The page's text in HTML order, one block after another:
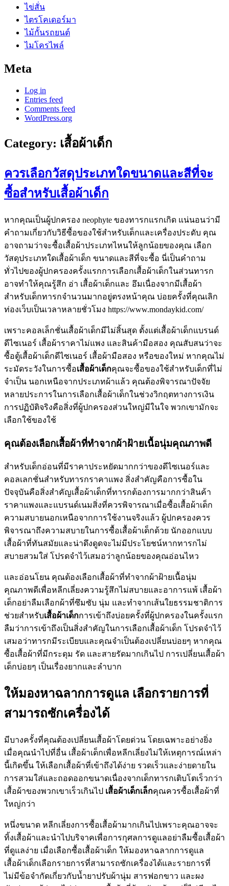
ไข่สั่น
ไตรโคเดอร์มา
ไม้กั้นรถยนต์
ไมโครไพล์
Meta
Log in
Entries feed
Comments feed
WordPress.org
Category: เสื้อผ้าเด็ก
ควรเลือกวัสดุประเภทใดขนาดและสีที่จะ
ซื้อสำหรับเสื้อผ้าเด็ก
หากคุณเป็นผู้ปกครอง neophyte ของทารกแรกเกิด แน่นอนว่ามี
คำถามเกี่ยวกับวิธีซื้อของใช้สำหรับเด็กและเครื่องประดับ คุณ
อาจถามว่าจะซื้อเสื้อผ้าประเภทไหนให้ลูกน้อยของคุณ เลือก
วัสดุประเภทใดเสื้อผ้าเด็ก ขนาดและสีที่จะซื้อ นี่เป็นคำถาม
ทั่วไปของผู้ปกครองครั้งแรกการเลือกเสื้อผ้าเด็กในส่วนทารก
อาจทำให้คุณรู้สึก อ่า เสื้อผ้าเด็กและ อึมเนื่องจากมีเสื้อผ้า
สำหรับเด็กทารกจำนวนมากอยู่ตรงหน้าคุณ บ่อยครั้งที่คุณเลิก
ท่องเว็บเป็นเวลาหลายชั่วโมง https://www.mondaykid.com/
เพราะคอลเล็กชั่นเสื้อผ้าเด็กมีไม่สิ้นสุด ตั้งแต่เสื้อผ้าเด็กแบรนด์
ดีไซเนอร์ เสื้อผ้าราคาไม่แพง และสินค้ามือสอง คุณสับสนว่าจะ
ซื้อตู้เสื้อผ้าเด็กดีไซเนอร์ เสื้อผ้ามือสอง หรือของใหม่ หากคุณไม่
ระมัดระวังในการซื้อเสื้อผ้าเด็กคุณจะซื้อของใช้สำหรับเด็กที่ไม่
จำเป็น นอกเหนือจากประเภทผ้าแล้ว คุณต้องพิจารณาปัจจัย
หลายประการในการเลือกเสื้อผ้าเด็กในช่วงวิกฤตทางการเงิน
การปฏิบัติจริงคือสิ่งที่ผู้ปกครองส่วนใหญ่มีในใจ พวกเขามักจะ
เลือกใช้ของใช้
คุณต้องเลือกเสื้อผ้าที่ทำจากผ้าฝ้ายเนื้อนุ่มคุณภาพดี
สำหรับเด็กอ่อนที่มีราคาประหยัดมากกว่าของดีไซเนอร์และ
คอลเลกชั่นสำหรับทารกราคาแพง สิ่งสำคัญคือการซื้อใน
ปัจจุบันคือสิ่งสำคัญเสื้อผ้าเด็กที่ทารกต้องการมากกว่าสินค้า
ราคาแพงและแบรนด์เนมสิ่งที่ควรพิจารณาเมื่อซื้อเสื้อผ้าเด็ก
ความสบายนอกเหนือจากการใช้งานจริงแล้ว ผู้ปกครองควร
พิจารณาถึงความสบายในการซื้อเสื้อผ้าเด็กด้วย นักออกแบบ
เสื้อผ้าที่ทันสมัยและน่าดึงดูดจะไม่มีประโยชน์หากทารกไม่
สบายสวมใส่ โปรดจำไว้เสมอว่าลูกน้อยของคุณอ่อนไหว
และอ่อนโยน คุณต้องเลือกเสื้อผ้าที่ทำจากผ้าฝ้ายเนื้อนุ่ม
คุณภาพดีเพื่อหลีกเลี่ยงความรู้สึกไม่สบายและอาการแพ้ เสื้อผ้า
เด็กอย่าลืมเลือกผ้าที่ซึมซับ นุ่ม และทำจากเส้นใยธรรมชาติการ
ช่วยสำหรับเสื้อผ้าเด็กการเข้าถึงบ่อยครั้งที่ผู้ปกครองในครั้งแรก
ลืมว่าการเข้าถึงเป็นสิ่งสำคัญในการเลือกเสื้อผ้าเด็ก โปรดจำไว้
เสมอว่าทารกมีระเบียบและคุณจำเป็นต้องเปลี่ยนบ่อยๆ หากคุณ
ซื้อเสื้อผ้าที่มีกระดุม รัด และสายรัดมากเกินไป การเปลี่ยนเสื้อผ้า
เด็กบ่อยๆ เป็นเรื่องยากและลำบาก
ให้มองหาฉลากการดูแล เลือกรายการที่
สามารถซักเครื่องได้
มีบางครั้งที่คุณต้องเปลี่ยนเสื้อผ้าโดยด่วน โดยเฉพาะอย่างยิ่ง
เมื่อคุณนำไปที่อื่น เสื้อผ้าเด็กเพื่อหลีกเลี่ยงไม่ให้เหตุการณ์เหล่า
นี้เกิดขึ้น ให้เลือกเสื้อผ้าที่เข้าถึงได้ง่าย รวดเร็วและง่ายดายใน
การสวมใส่และถอดออกขนาดเนื่องจากเด็กทารกเติบโตเร็วกว่า
เสื้อผ้าของพวกเขาเร็วเกินไป เสื้อผ้าเด็กเล็กคุณควรซื้อเสื้อผ้าที่
ใหญ่กว่า
หนึ่งขนาด หลีกเลี่ยงการซื้อเสื้อผ้ามากเกินไปเพราะคุณอาจจะ
ทิ้งเสื้อผ้าและนำไปบริจาคเพื่อการกุศลการดูแลอย่าลืมซื้อเสื้อผ้า
ที่ดูแลง่าย เมื่อเลือกซื้อเสื้อผ้าเด็ก ให้มองหาฉลากการดูแล
เสื้อผ้าเด็กเลือกรายการที่สามารถซักเครื่องได้และรายการที่
ไม่มีข้อจำกัดเกี่ยวกับน้ำยาปรับผ้านุ่ม สารฟอกขาว และผง